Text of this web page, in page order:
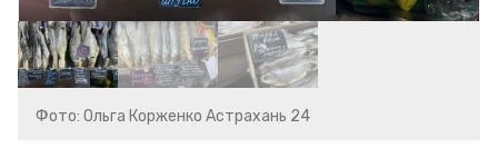
Фото: Ольга Корженко Астрахань 24